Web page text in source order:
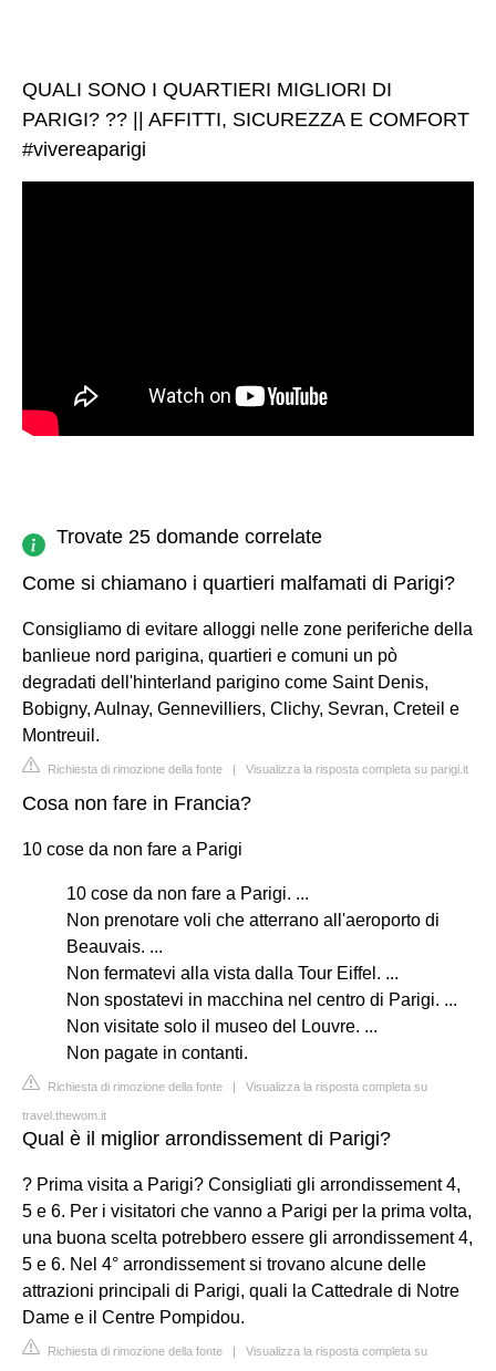
QUALI SONO I QUARTIERI MIGLIORI DI
PARIGI? ?? || AFFITTI, SICUREZZA E COMFORT
#vivereaparigi
Trovate 25 domande correlate
Come si chiamano i quartieri malfamati di Parigi?
Consigliamo di evitare alloggi nelle zone periferiche della
banlieue nord parigina, quartieri e comuni un pò
degradati dell'hinterland parigino come Saint Denis,
Bobigny, Aulnay, Gennevilliers, Clichy, Sevran, Creteil e
Montreuil.
Richiesta di rimozione della fonte | Visualizza la risposta completa su parigi.it
Cosa non fare in Francia?
10 cose da non fare a Parigi
10 cose da non fare a Parigi. ...
Non prenotare voli che atterrano all'aeroporto di
Beauvais. ...
Non fermatevi alla vista dalla Tour Eiffel. ...
Non spostatevi in macchina nel centro di Parigi. ...
Non visitate solo il museo del Louvre. ...
Non pagate in contanti.
Richiesta di rimozione della fonte | Visualizza la risposta completa su
travel.thewom.it
Qual è il miglior arrondissement di Parigi?
? Prima visita a Parigi? Consigliati gli arrondissement 4,
5 e 6. Per i visitatori che vanno a Parigi per la prima volta,
una buona scelta potrebbero essere gli arrondissement 4,
5 e 6. Nel 4° arrondissement si trovano alcune delle
attrazioni principali di Parigi, quali la Cattedrale di Notre
Dame e il Centre Pompidou.
Richiesta di rimozione della fonte | Visualizza la risposta completa su